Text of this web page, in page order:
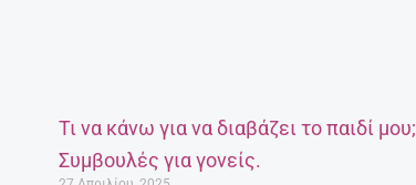
Τι να κάνω για να διαβάζει το παιδί μου;
Συμβουλές για γονείς.